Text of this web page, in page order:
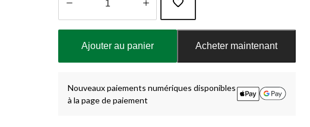
Ajouter au panier Acheter maintenant
Nouveaux paiements numériques disponibles
à la page de paiement